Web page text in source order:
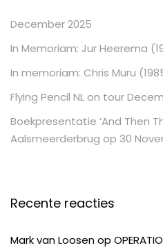
December 2025
In Memoriam: Jur Heerema
In memoriam: Chris Muru
Flying Pencil NL on tour
Boekpresentatie ‘And Then
Aalsmeerderbrug op 30
Recente reacties
Mark van Loosenop